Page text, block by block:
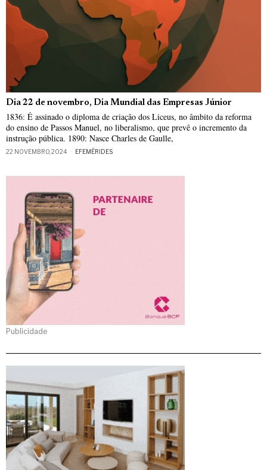
Dia 22 de novembro, Dia Mundial das Empresas Júnior
1836: É assinado o diploma de criação dos Liceus, no âmbito da reforma
do ensino de Passos Manuel, no liberalismo, que prevê o incremento da
instrução pública. 1890: Nasce Charles de Gaulle,
22 NOVEMBRO, 2024 EFEMÉRIDES
Publicidade